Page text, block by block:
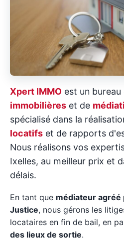
Xpert IMMO est un bureau
immobilières et de
spécialisé dans la
locatifs et de rapports
Nous réalisons vos
Ixelles, au meilleur prix et
délais.
En tant que médiateur agréé
Justice, nous gérons les
locataires en fin de bail, en
des lieux de sortie.